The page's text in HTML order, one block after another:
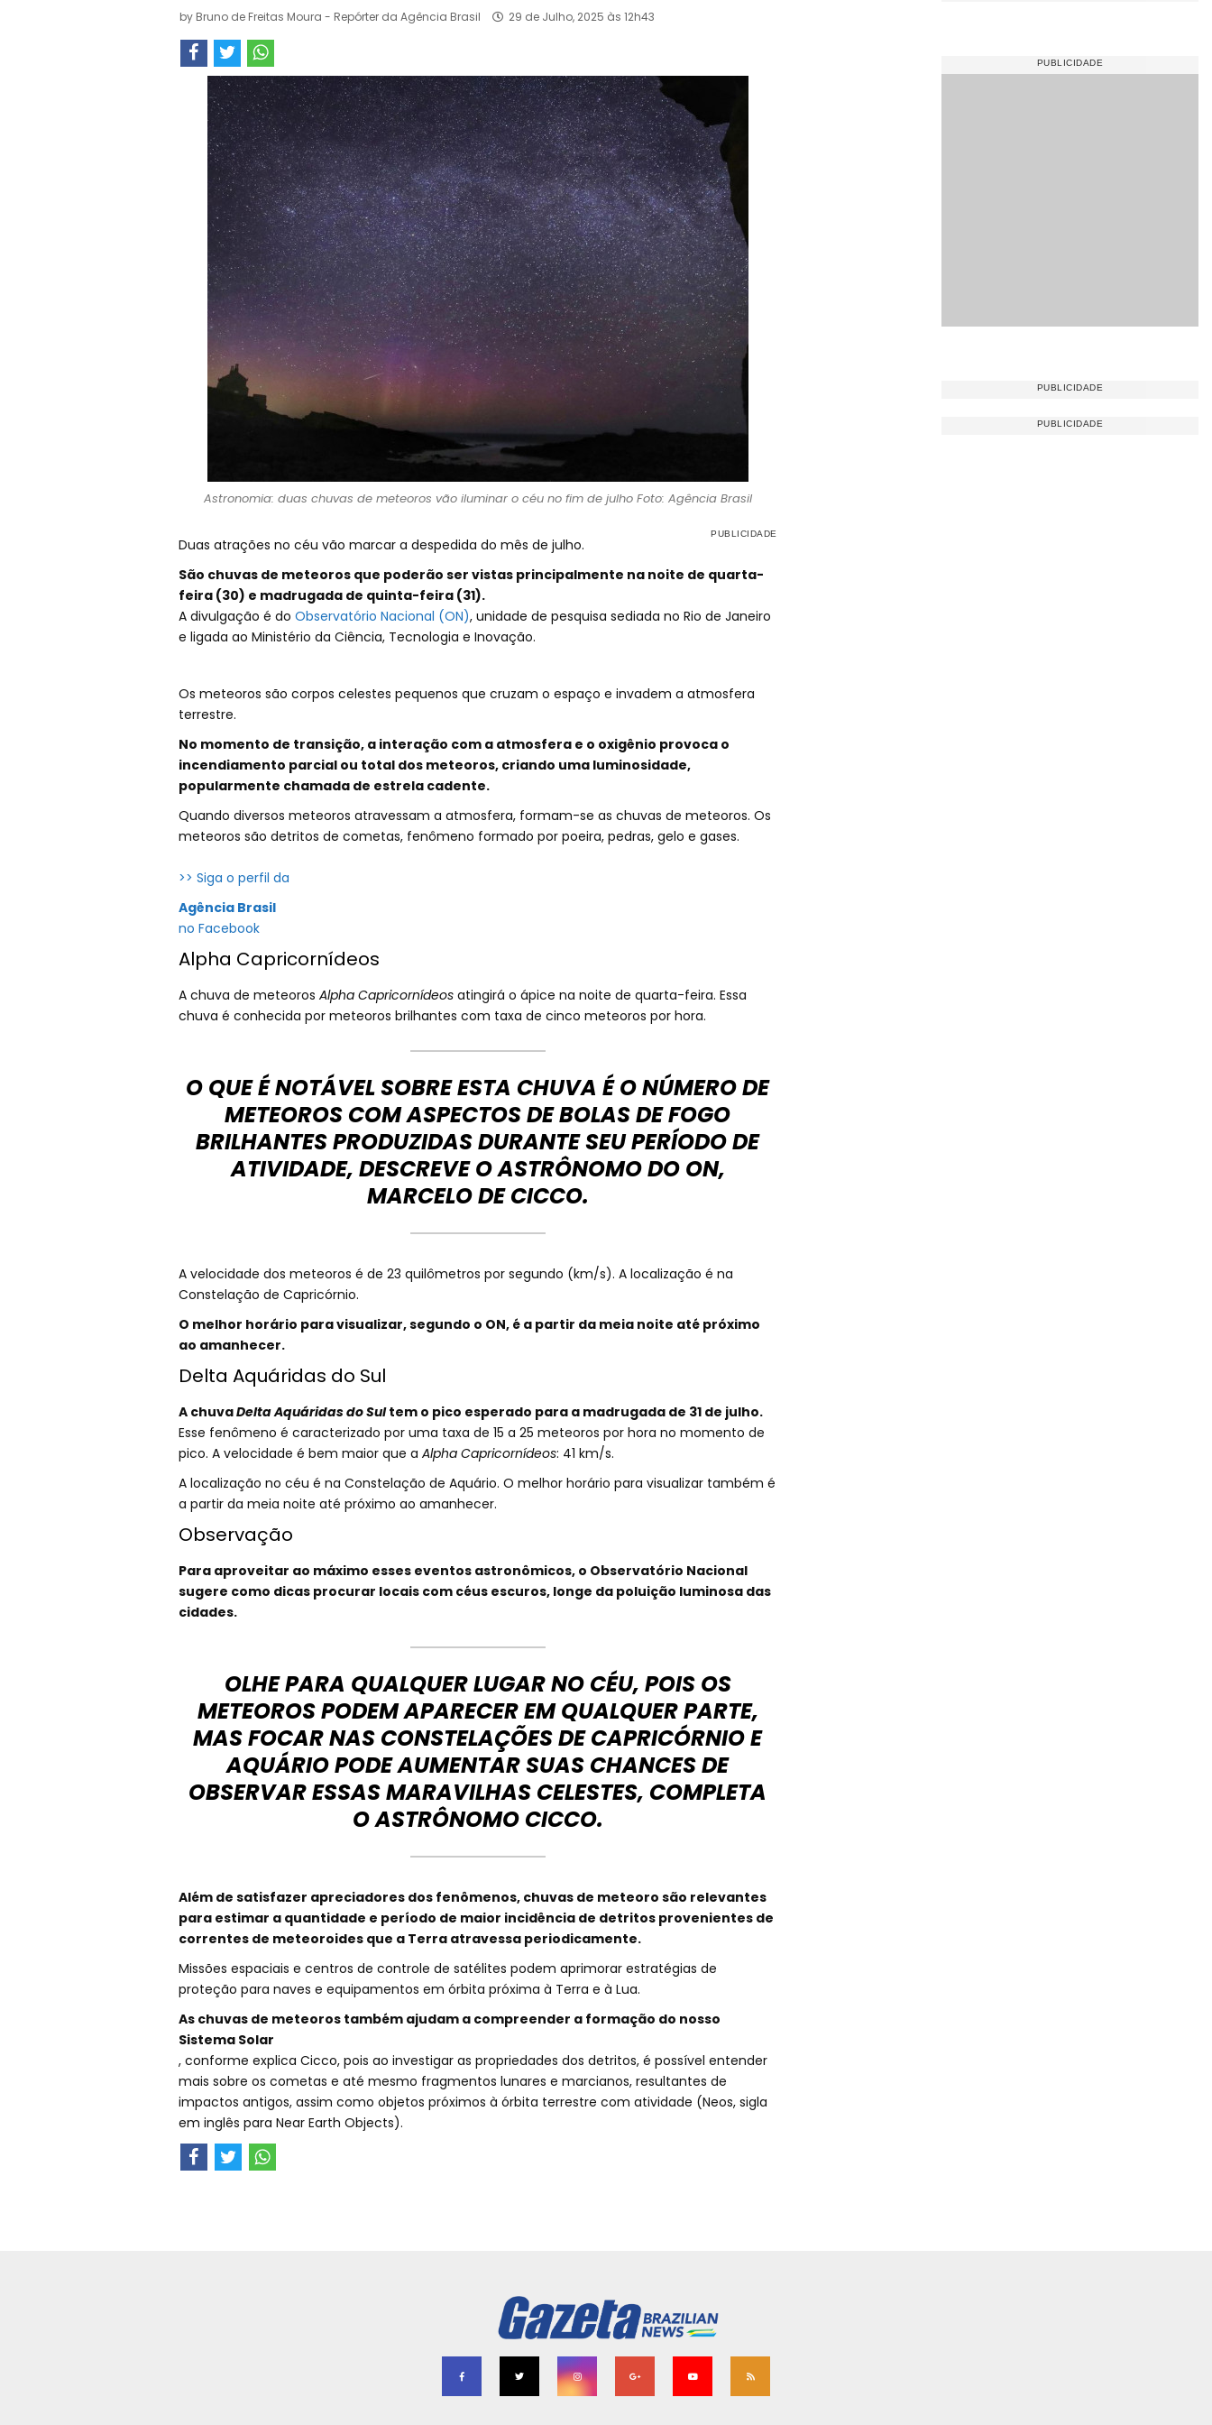
by Bruno de Freitas Moura - Repórter da Agência Brasil 29 de Julho, 2025 às 12h43
Astronomia: duas chuvas de meteoros vão iluminar o céu no fim de julho Foto: Agência Brasil
Duas atrações no céu vão marcar a despedida do mês de julho.
São chuvas de meteoros que poderão ser vistas principalmente na noite de quarta-
feira (30) e madrugada de quinta-feira (31).
A divulgação é do Observatório Nacional (ON), unidade de pesquisa sediada no Rio de Janeiro
e ligada ao Ministério da Ciência, Tecnologia e Inovação.
Os meteoros são corpos celestes pequenos que cruzam o espaço e invadem a atmosfera
terrestre.
No momento de transição, a interação com a atmosfera e o oxigênio provoca o
incendiamento parcial ou total dos meteoros, criando uma luminosidade,
popularmente chamada de estrela cadente.
Quando diversos meteoros atravessam a atmosfera, formam-se as chuvas de meteoros. Os
meteoros são detritos de cometas, fenômeno formado por poeira, pedras, gelo e gases.
>> Siga o perfil da
Agência Brasil
no Facebook
Alpha Capricornídeos
A chuva de meteoros Alpha Capricornídeosatingirá o ápice na noite de quarta-feira. Essa
chuva é conhecida por meteoros brilhantes com taxa de cinco meteoros por hora.
O QUE É NOTÁVEL SOBRE ESTA CHUVA É O NÚMERO DE
METEOROS COM ASPECTOS DE BOLAS DE FOGO
BRILHANTES PRODUZIDAS DURANTE SEU PERÍODO DE
ATIVIDADE, DESCREVE O ASTRÔNOMO DO ON,
MARCELO DE CICCO.
A velocidade dos meteoros é de 23 quilômetros por segundo (km/s). A localização é na
Constelação de Capricórnio.
O melhor horário para visualizar, segundo o ON, é a partir da meia noite até próximo
ao amanhecer.
Delta Aquáridas do Sul
A chuvaDelta Aquáridas do Sultem o pico esperado para a madrugada de 31 de julho.
Esse fenômeno é caracterizado por uma taxa de 15 a 25 meteoros por hora no momento de
pico. A velocidade é bem maior que a Alpha Capricornídeos: 41 km/s.
A localização no céu é na Constelação de Aquário. O melhor horário para visualizar também é
a partir da meia noite até próximo ao amanhecer.
Observação
Para aproveitar ao máximo esses eventos astronômicos, o Observatório Nacional
sugere como dicas procurar locais com céus escuros, longe da poluição luminosa das
cidades.
OLHE PARA QUALQUER LUGAR NO CÉU, POIS OS
METEOROS PODEM APARECER EM QUALQUER PARTE,
MAS FOCAR NAS CONSTELAÇÕES DE CAPRICÓRNIO E
AQUÁRIO PODE AUMENTAR SUAS CHANCES DE
OBSERVAR ESSAS MARAVILHAS CELESTES, COMPLETA
O ASTRÔNOMO CICCO.
Além de satisfazer apreciadores dos fenômenos, chuvas de meteoro são relevantes
para estimar a quantidade e período de maior incidência de detritos provenientes de
correntes de meteoroides que a Terra atravessa periodicamente.
Missões espaciais e centros de controle de satélites podem aprimorar estratégias de
proteção para naves e equipamentos em órbita próxima à Terra e à Lua.
As chuvas de meteoros também ajudam a compreender a formação do nosso
Sistema Solar
, conforme explica Cicco, pois ao investigar as propriedades dos detritos, é possível entender
mais sobre os cometas e até mesmo fragmentos lunares e marcianos, resultantes de
impactos antigos, assim como objetos próximos à órbita terrestre com atividade (Neos, sigla
em inglês para Near Earth Objects).